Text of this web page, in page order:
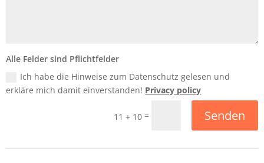
Alle Felder sind Pflichtfelder
Ich habe die Hinweise zum Datenschutz gelesen und
erkläre mich damit einverstanden! Privacy policy
11 + 10 = Senden